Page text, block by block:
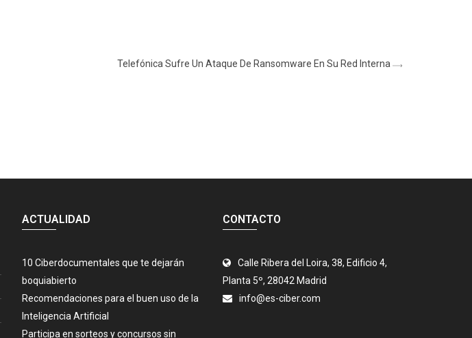
Telefónica Sufre Un Ataque De Ransomware En Su Red Interna
ACTUALIDAD
10 Ciberdocumentales que te dejarán
boquiabierto
Recomendaciones para el buen uso de la
Inteligencia Artificial
Participa en sorteos y concursos sin
CONTACTO
Calle Ribera del Loira, 38, Edificio 4,
Planta 5º, 28042 Madrid
info@es-ciber.com